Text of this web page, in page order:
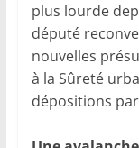
plus lourde
député
nouvelles
à la Sûreté
dépositions